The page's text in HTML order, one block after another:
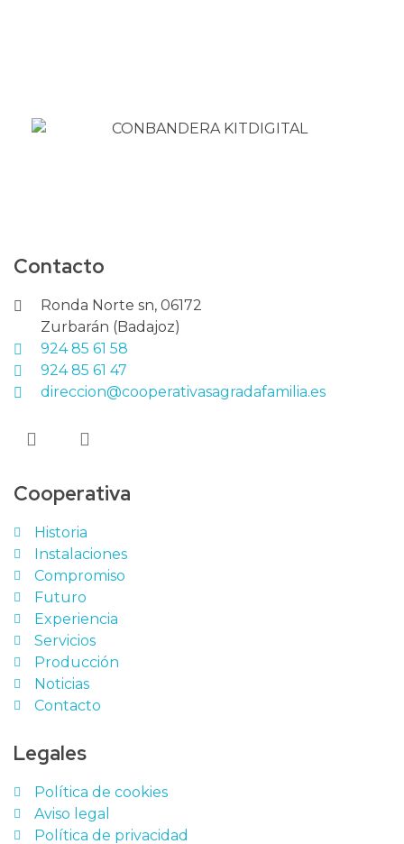
Contacto
Ronda Norte sn, 06172
Zurbarán (Badajoz)
924 85 61 58
924 85 61 47
direccion@cooperativasagradafamilia.es
Cooperativa
Historia
Instalaciones
Compromiso
Futuro
Experiencia
Servicios
Producción
Noticias
Contacto
Legales
Política de cookies
Aviso legal
Política de privacidad